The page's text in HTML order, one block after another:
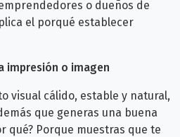
o dueños de
el porqué establecer
impresión o imagen
visual cálido, estable y natural,
que generas una buena
qué? Porque muestras que te